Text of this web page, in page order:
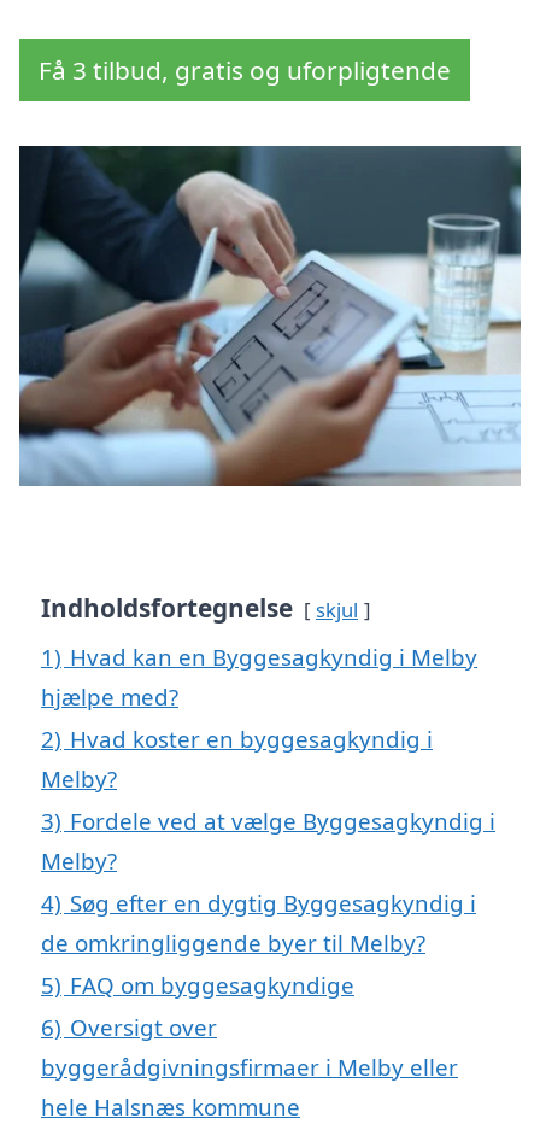
Få 3 tilbud, gratis og uforpligtende
Indholdsfortegnelse skjul
1) Hvad kan en Byggesagkyndig i Melby
hjælpe med?
2) Hvad koster en byggesagkyndig i
Melby?
3) Fordele ved at vælge Byggesagkyndig i
Melby?
4) Søg efter en dygtig Byggesagkyndig i
de omkringliggende byer til Melby?
5) FAQ om byggesagkyndige
6) Oversigt over
byggerådgivningsfirmaer i Melby eller
hele Halsnæs kommune